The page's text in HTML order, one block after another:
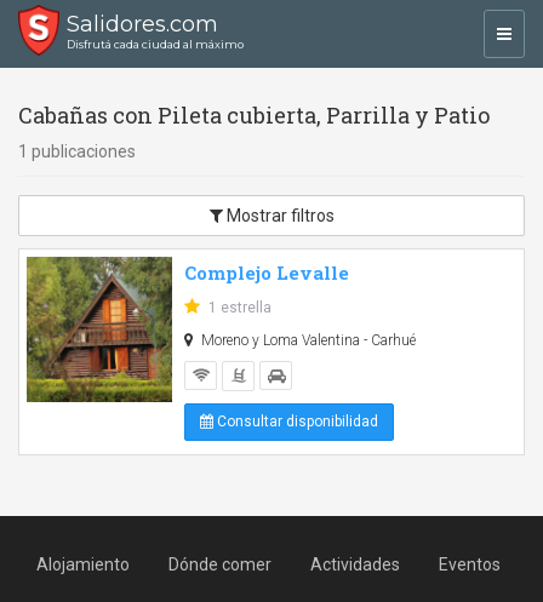
Salidores.com
Disfrutá cada ciudad al máximo
Cabañas con Pileta cubierta, Parrilla y Patio
1 publicaciones
Mostrar filtros
Complejo Levalle
1 estrella
Moreno y Loma Valentina - Carhué
Consultar disponibilidad
Alojamiento Dónde comer Actividades Eventos